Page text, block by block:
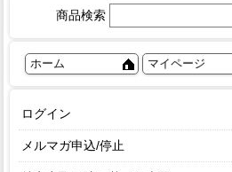
商品検索
ホーム マイページ
ログイン
メルマガ申込/停止